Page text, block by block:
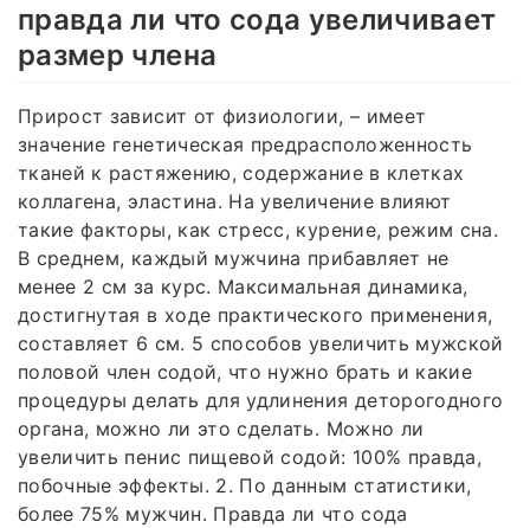
правда ли что сода увеличивает
размер члена
Прирост зависит от физиологии, – имеет
значение генетическая предрасположенность
тканей к растяжению, содержание в клетках
коллагена, эластина. На увеличение влияют
такие факторы, как стресс, курение, режим сна.
В среднем, каждый мужчина прибавляет не
менее 2 см за курс. Максимальная динамика,
достигнутая в ходе практического применения,
составляет 6 см. 5 способов увеличить мужской
половой член содой, что нужно брать и какие
процедуры делать для удлинения деторогодного
органа, можно ли это сделать. Можно ли
увеличить пенис пищевой содой: 100% правда,
побочные эффекты. 2. По данным статистики,
более 75% мужчин. Правда ли что сода